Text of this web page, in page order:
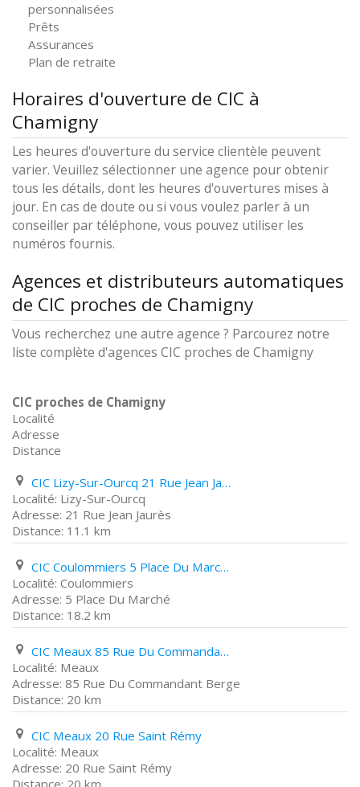
personnalisées
Prêts
Assurances
Plan de retraite
Horaires d'ouverture de CIC à
Chamigny
Les heures d'ouverture du service clientèle peuvent
varier. Veuillez sélectionner une agence pour obtenir
tous les détails, dont les heures d'ouvertures mises à
jour. En cas de doute ou si vous voulez parler à un
conseiller par téléphone, vous pouvez utiliser les
numéros fournis.
Agences et distributeurs automatiques
de CIC proches de Chamigny
Vous recherchez une autre agence ? Parcourez notre
liste complète d'agences CIC proches de Chamigny
CIC proches de Chamigny
Localité
Adresse
Distance
CIC Lizy-Sur-Ourcq 21 Rue Jean Jaurès
Lizy-Sur-Ourcq
21 Rue Jean Jaurès
11.1 km
CIC Coulommiers 5 Place Du Marché
Coulommiers
5 Place Du Marché
18.2 km
CIC Meaux 85 Rue Du Commandant Berge
Meaux
85 Rue Du Commandant Berge
20 km
CIC Meaux 20 Rue Saint Rémy
Meaux
20 Rue Saint Rémy
20 km